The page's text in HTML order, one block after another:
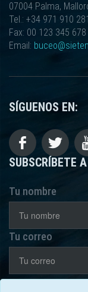
07004 Palma,
Tel.: +34 971 910 281
Fax: 00 123 345 678
Email:
SÍGUENOS EN:
SUBSCRÍBETE
Tu nombre
Tu correo